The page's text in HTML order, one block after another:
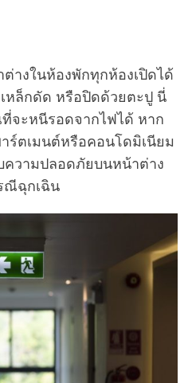
างในห้องพักทุกห้องเปิดได้
หล็กดัด หรือปิดด้วยตะปู นี่
จะหนีรอดจากไฟได้ หาก
ร์ตเมนต์หรือคอนโดมิเนียม
ความปลอดภัยบนหน้าต่าง
ณีฉุกเฉิน